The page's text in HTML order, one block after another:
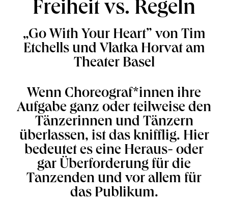
Freiheit vs. Regeln
„Go With Your Heart” von Tim
Etchells und Vlatka Horvat am
Theater Basel
Wenn Choreograf*innen ihre
Aufgabe ganz oder teilweise den
Tänzerinnen und Tänzern
überlassen, ist das knifflig. Hier
bedeutet es eine Heraus- oder
gar Überforderung für die
Tanzenden und vor allem für
das Publikum.